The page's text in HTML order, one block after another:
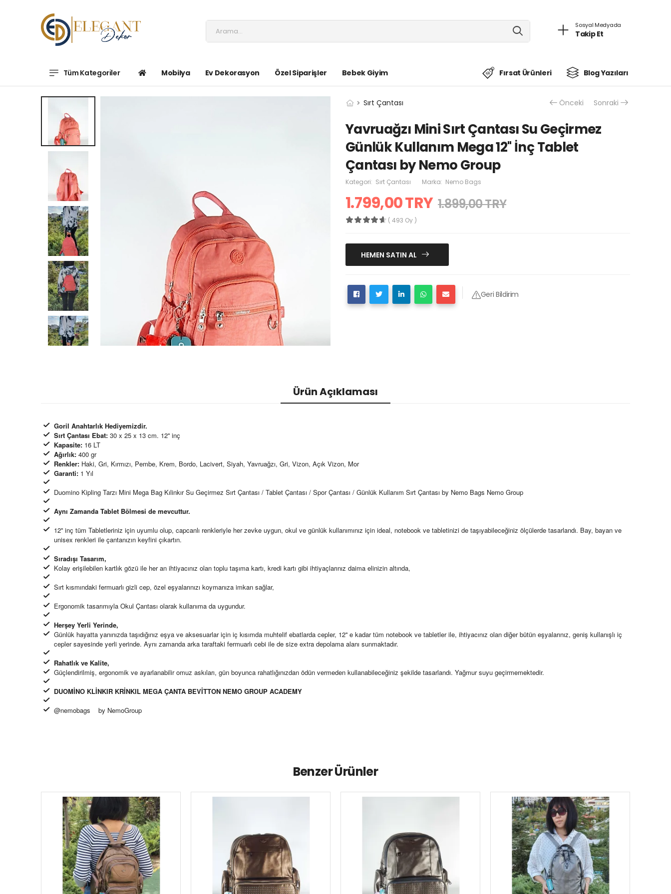
Sosyal Medyada
Takip Et
Tüm Kategoriler Mobilya Ev Dekorasyon Özel Siparişler Bebek Giyim Fırsat Ürünleri Blog Yazıları
Sırt Çantası Önceki Sonraki
Yavruağzı Mini Sırt Çantası Su Geçirmez
Günlük Kullanım Mega 12'' İnç Tablet
Çantası by Nemo Group
Kategori: Sırt Çantası Marka: Nemo Bags
1.799,00 TRY 1.899,00 TRY
( 493 Oy )
HEMEN SATIN AL
Geri Bildirim
Ürün Açıklaması
Goril Anahtarlık Hediyemizdir.
Sırt Çantası Ebat: 30 x 25 x 13 cm. 12'' inç
Kapasite: 16 LT
Ağırlık: 400 gr
Renkler: Haki, Gri, Kırmızı, Pembe, Krem, Bordo, Lacivert, Siyah, Yavruağzı, Gri, Vizon, Açık Vizon, Mor
Garanti: 1 Yıl
Duomino Kipling Tarzı Mini Mega Bag Kılinkır Su Geçirmez Sırt Çantası / Tablet Çantası / Spor Çantası / Günlük Kullanım Sırt Çantası by Nemo Bags Nemo Group
Aynı Zamanda Tablet Bölmesi de mevcuttur.
12'' inç tüm Tabletleriniz için uyumlu olup, capcanlı renkleriyle her zevke uygun, okul ve günlük kullanımınız için ideal, notebook ve tabletinizi de taşıyabileceğiniz ölçülerde tasarlandı. Bay, bayan ve
unisex renkleri ile çantanızın keyfini çıkartın.
Sıradışı Tasarım,
Kolay erişilebilen kartlık gözü ile her an ihtiyacınız olan toplu taşıma kartı, kredi kartı gibi ihtiyaçlarınız daima elinizin altında,
Sırt kısmındaki fermuarlı gizli cep, özel eşyalarınızı koymanıza imkan sağlar,
Ergonomik tasarımıyla Okul Çantası olarak kullanıma da uygundur.
Herşey Yerli Yerinde,
Günlük hayatta yanınızda taşıdığınız eşya ve aksesuarlar için iç kısımda muhtelif ebatlarda cepler, 12'' e kadar tüm notebook ve tabletler ile, ihtiyacınız olan diğer bütün eşyalarınız, geniş kullanışlı iç
cepler sayesinde yerli yerinde. Aynı zamanda arka taraftaki fermuarlı cebi ile de size extra depolama alanı sunmaktadır.
Rahatlık ve Kalite,
Güçlendirilmiş, ergonomik ve ayarlanabilir omuz askıları, gün boyunca rahatlığınızdan ödün vermeden kullanabileceğiniz şekilde tasarlandı. Yağmur suyu geçirmemektedir.
DUOMİNO KLİNKIR KRİNKIL MEGA ÇANTA BEVİTTON NEMO GROUP ACADEMY
@nemobags by NemoGroup
Benzer Ürünler